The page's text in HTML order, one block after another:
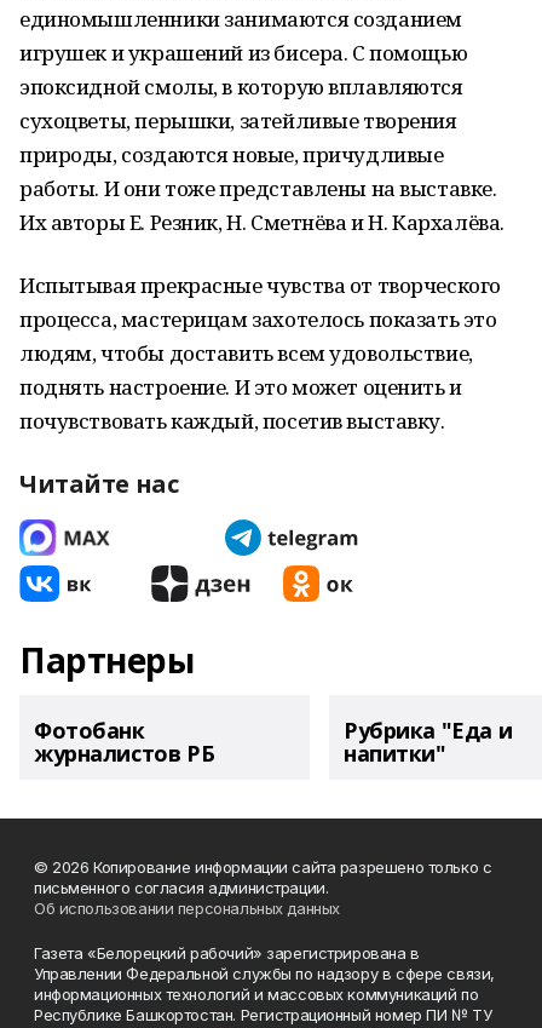
единомышленники занимаются созданием
игрушек и украшений из бисера. С помощью
эпоксидной смолы, в которую вплавляются
сухоцветы, перышки, затейливые творения
природы, создаются новые, причудливые
работы. И они тоже представлены на выставке.
Их авторы Е. Резник, Н. Сметнёва и Н. Кархалёва.
Испытывая прекрасные чувства от творческого
процесса, мастерицам захотелось показать это
людям, чтобы доставить всем удовольствие,
поднять настроение. И это может оценить и
почувствовать каждый, посетив выставку.
Читайте нас
Партнеры
Фотобанк
журналистов РБ
Рубрика "Еда и
напитки"
© 2026 Копирование информации сайта разрешено только с
письменного согласия администрации.
Об использовании персональных данных
Газета «Белорецкий рабочий» зарегистрирована в
Управлении Федеральной службы по надзору в сфере связи,
информационных технологий и массовых коммуникаций по
Республике Башкортостан. Регистрационный номер ПИ № ТУ